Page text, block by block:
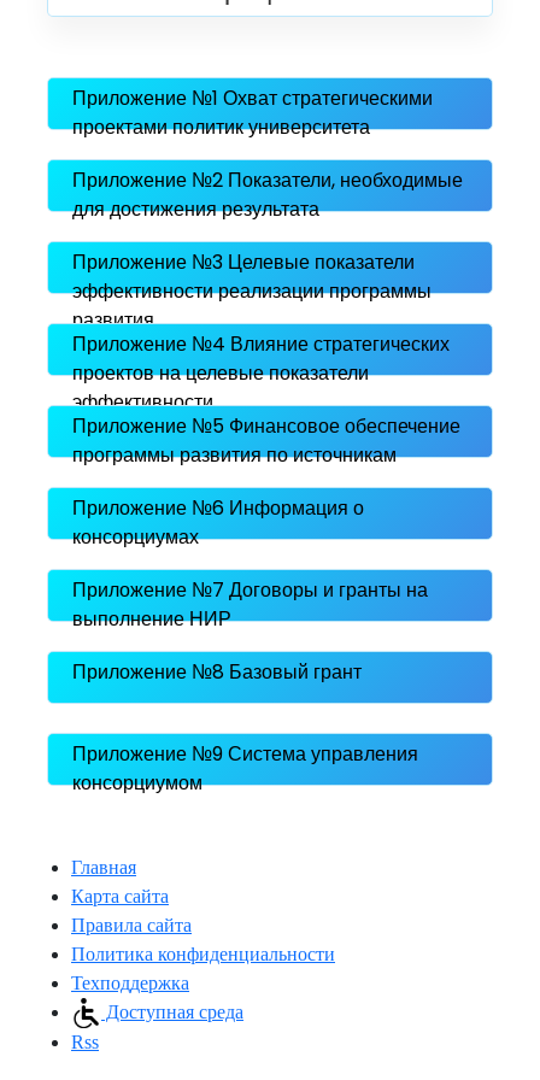
деятельности)
созданного(ых) (планируемого(ых) к
созданию) в рамках реализации
программы развития
Приложение №1 Охват стратегическими
проектами политик университета
Приложение №2 Показатели, необходимые
для достижения результата
Приложение №3 Целевые показатели
эффективности реализации программы
развития
Приложение №4 Влияние стратегических
проектов на целевые показатели
эффективности
Приложение №5 Финансовое обеспечение
программы развития по источникам
Приложение №6 Информация о
консорциумах
Приложение №7 Договоры и гранты на
выполнение НИР
Приложение №8 Базовый грант
Приложение №9 Система управления
консорциумом
Главная
Карта сайта
Правила сайта
Политика конфиденциальности
Техподдержка
Доступная среда
Rss